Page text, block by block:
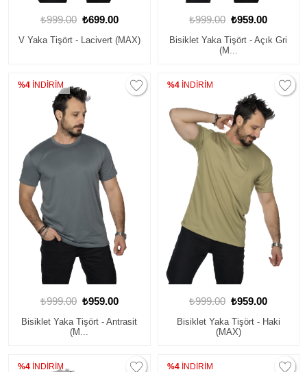
₺999.00 ₺699.00
V Yaka Tişört - Lacivert (MAX)
₺999.00 ₺959.00
Bisiklet Yaka Tişört - Açık Gri
(M...
%4 İNDİRİM
₺999.00 ₺959.00
Bisiklet Yaka Tişört - Antrasit
(M...
%4İNDİRİM
₺999.00 ₺959.00
Bisiklet Yaka Tişört - Haki
(MAX)
%4 İNDİRİM %4İNDİRİM